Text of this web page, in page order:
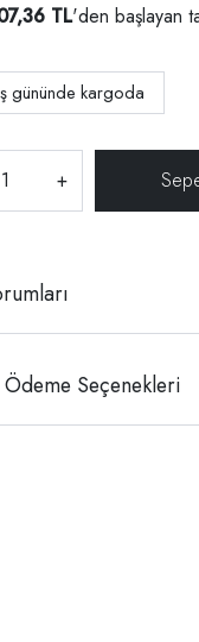
TL'den başlayan
gününde kargoda
+
Seçenekleri